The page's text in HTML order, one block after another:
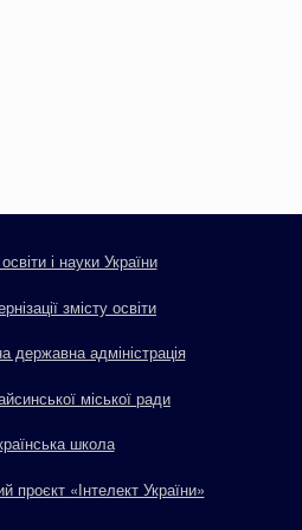
і науки України
змісту освіти
державна адміністрація
міської ради
школа
проєкт «Інтелект України»